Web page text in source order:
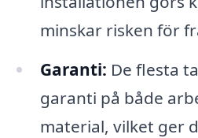
minskar risken för
Garanti: De flesta
garanti på både
material, vilket ger